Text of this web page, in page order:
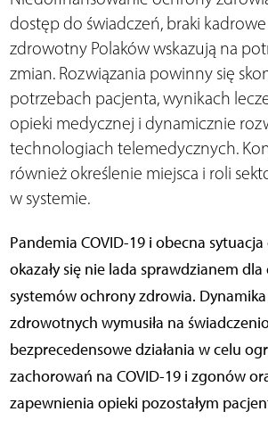
dostęp do świadczeń, braki
zdrowotny Polaków wskazują na
zmian. Rozwiązania powinny się
potrzebach pacjenta, wynikach
opieki medycznej i dynamicznie
technologiach telemedycznych.
również określenie miejsca i roli
w systemie.
Pandemia COVID-19 i obecna
okazały się nie lada sprawdzianem
systemów ochrony zdrowia.
zdrowotnych wymusiła na
bezprecedensowe działania w celu
zachorowań na COVID-19 i zgonów
zapewnienia opieki pozostałym